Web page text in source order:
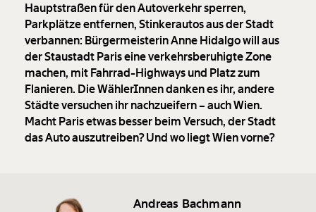
Hauptstraßen für den Autoverkehr sperren,
Parkplätze entfernen, Stinkerautos aus der Stadt
verbannen: Bürgermeisterin Anne Hidalgo will aus
der Staustadt Paris eine verkehrsberuhigte Zone
machen, mit Fahrrad-Highways und Platz zum
Flanieren. Die WählerInnen danken es ihr, andere
Städte versuchen ihr nachzueifern – auch Wien.
Macht Paris etwas besser beim Versuch, der Stadt
das Auto auszutreiben? Und wo liegt Wien vorne?
Andreas Bachmann